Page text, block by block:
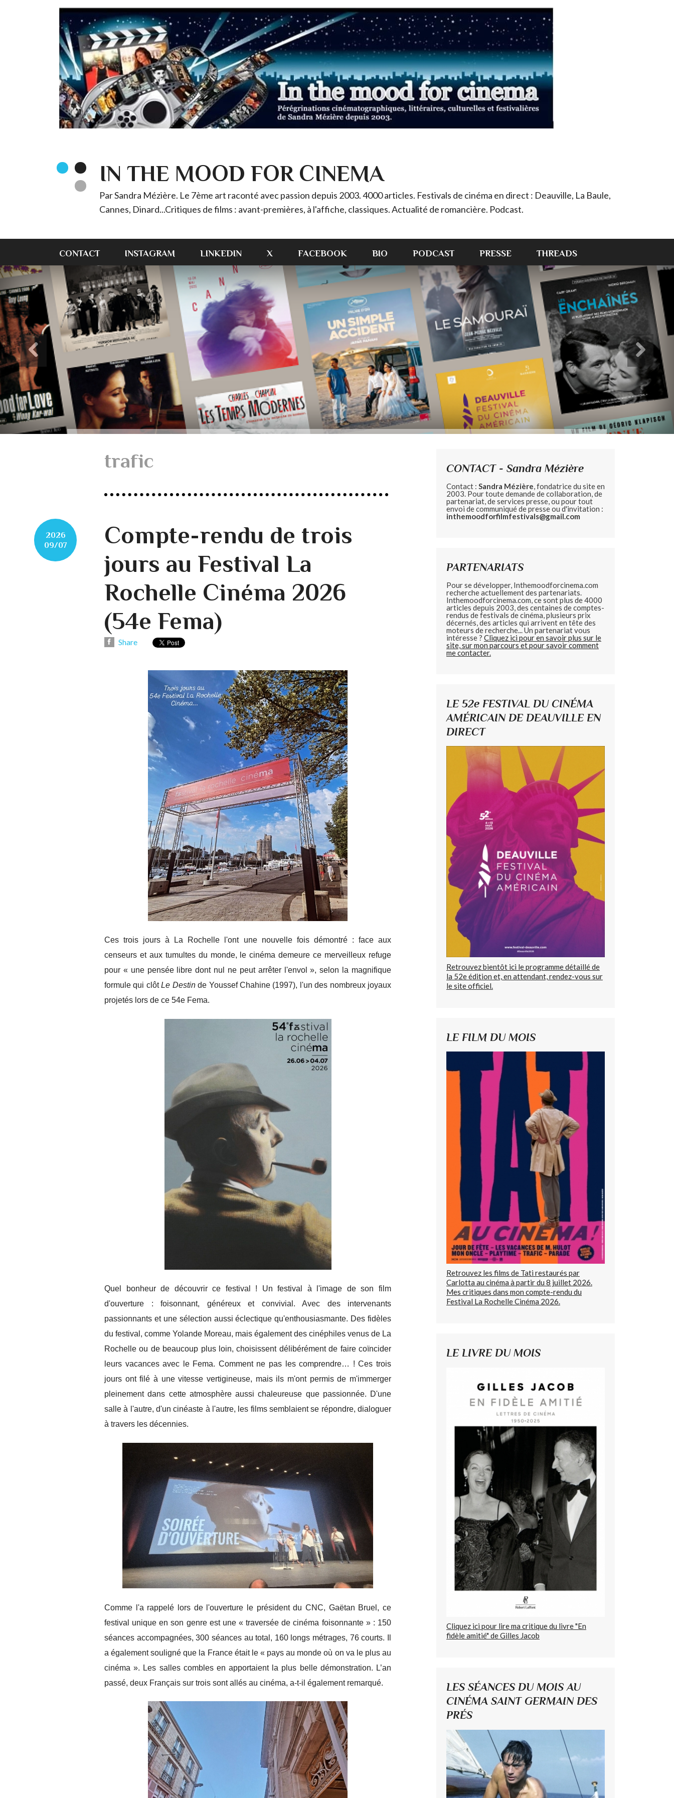
IN THE MOOD FOR CINEMA
Par Sandra Mézière. Le 7ème art raconté avec passion depuis 2003. 4000 articles. Festivals de cinéma en direct : Deauville, La Baule,
Cannes, Dinard...Critiques de films : avant-premières, à l'affiche, classiques. Actualité de romancière. Podcast.
CONTACT INSTAGRAM LINKEDIN X FACEBOOK BIO PODCAST PRESSE THREADS
trafic
2026
09/07
Compte-rendu de trois
jours au Festival La
Rochelle Cinéma 2026
(54e Fema)
Share
Ces trois jours à La Rochelle l'ont une nouvelle fois démontré : face aux
censeurs et aux tumultes du monde, le cinéma demeure ce merveilleux refuge
pour « une pensée libre dont nul ne peut arrêter l'envol », selon la magnifique
formule qui clôtLe Destinde Youssef Chahine (1997), l'un des nombreux joyaux
projetés lors de ce 54e Fema.
Quel bonheur de découvrir ce festival ! Un festival à l'image de son film
d'ouverture : foisonnant, généreux et convivial. Avec des intervenants
passionnants et une sélection aussi éclectique qu'enthousiasmante. Des fidèles
du festival, comme Yolande Moreau, mais également des cinéphiles venus de La
Rochelle ou de beaucoup plus loin, choisissent délibérément de faire coïncider
leurs vacances avec le Fema. Comment ne pas les comprendre… ! Ces trois
jours ont filé à une vitesse vertigineuse, mais ils m'ont permis de m'immerger
pleinement dans cette atmosphère aussi chaleureuse que passionnée. D'une
salle à l'autre, d'un cinéaste à l'autre, les films semblaient se répondre, dialoguer
à travers les décennies.
Comme l'a rappelé lors de l'ouverture le président du CNC, Gaëtan Bruel, ce
festival unique en son genre est une « traversée de cinéma foisonnante » : 150
séances accompagnées, 300 séances au total, 160 longs métrages, 76 courts. Il
a également souligné que la France était le « pays au monde où on va le plus au
cinéma ». Les salles combles en apportaient la plus belle démonstration. L’an
passé, deux Français sur trois sont allés au cinéma, a-t-il également remarqué.
CONTACT - Sandra Mézière
Contact : Sandra Mézière, fondatrice du site en
2003. Pour toute demande de collaboration, de
partenariat, de services presse, ou pour tout
envoi de communiqué de presse ou d'invitation :
inthemoodforfilmfestivals@gmail.com
PARTENARIATS
Pour se développer, Inthemoodforcinema.com
recherche actuellement des partenariats.
Inthemoodforcinema.com, ce sont plus de 4000
articles depuis 2003, des centaines de comptes-
rendus de festivals de cinéma, plusieurs prix
décernés, des articles qui arrivent en tête des
moteurs de recherche... Un partenariat vous
intéresse ? Cliquez ici pour en savoir plus sur le
site, sur mon parcours et pour savoir comment
me contacter.
LE 52e FESTIVAL DU CINÉMA
AMÉRICAIN DE DEAUVILLE EN
DIRECT
Retrouvez bientôt ici le programme détaillé de
la 52e édition et, en attendant, rendez-vous sur
le site officiel.
LE FILM DU MOIS
Retrouvez les films de Tati restaurés par
Carlotta au cinéma à partir du 8 juillet 2026.
Mes critiques dans mon compte-rendu du
Festival La Rochelle Cinéma 2026.
LE LIVRE DU MOIS
Cliquez ici pour lire ma critique du livre "En
fidèle amitié" de Gilles Jacob
LES SÉANCES DU MOIS AU
CINÉMA SAINT GERMAIN DES
PRÉS